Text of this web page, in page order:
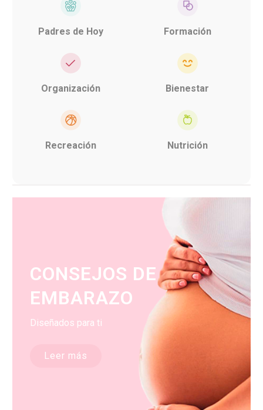
Padres de Hoy Formación
Organización Bienestar
Recreación Nutrición
CONSEJOS DE
EMBARAZO
Diseñados para ti
Leer más